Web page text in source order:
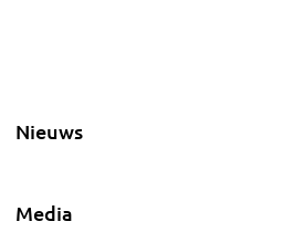
Nieuws
Media